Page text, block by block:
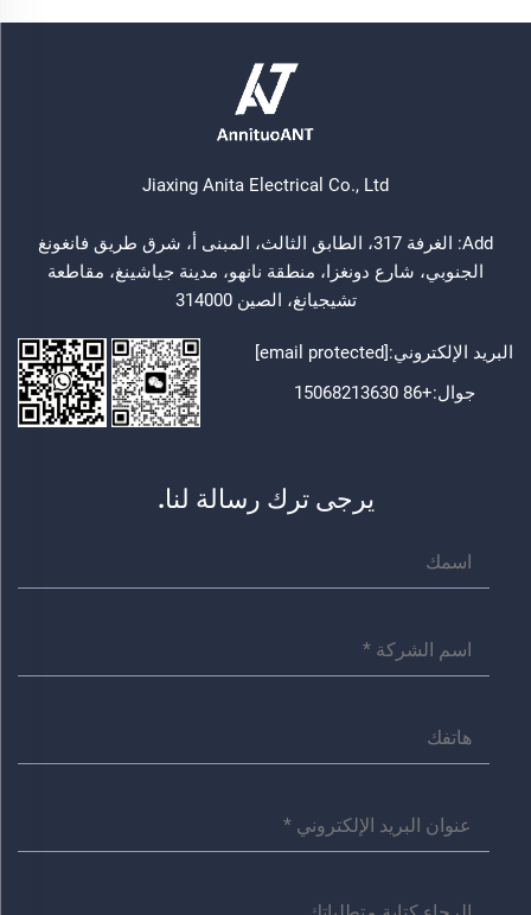
Jiaxing Anita Electrical Co., Ltd
Add: الغرفة 317، الطابق الثالث، المبنى أ، شرق طريق فانغونغ
الجنوبي، شارع دونغزا، منطقة نانهو، مدينة جياشينغ، مقاطعة
تشيجيانغ، الصين 314000
البريد الإلكتروني:[email protected]
جوال:+86 15068213630
يرجى ترك رسالة لنا.